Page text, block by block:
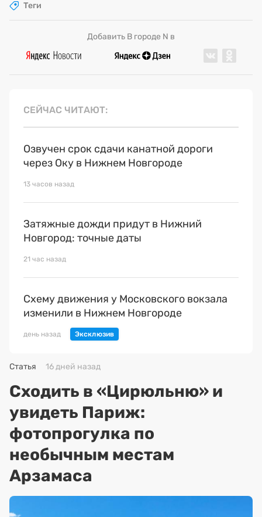
Теги
Добавить В городе N в
СЕЙЧАС ЧИТАЮТ
Озвучен срок сдачи канатной дороги
через Оку в Нижнем Новгороде
13 часов назад
Затяжные дожди придут в Нижний
Новгород: точные даты
21 час назад
Схему движения у Московского вокзала
изменили в Нижнем Новгороде
день назад
Статья 16 дней назад
Сходить в «Цирюльню» и
увидеть Париж:
фотопрогулка по
необычным местам
Арзамаса